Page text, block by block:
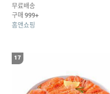
팩 추가증정)
무료배송
구매 999+
홈앤쇼핑
17